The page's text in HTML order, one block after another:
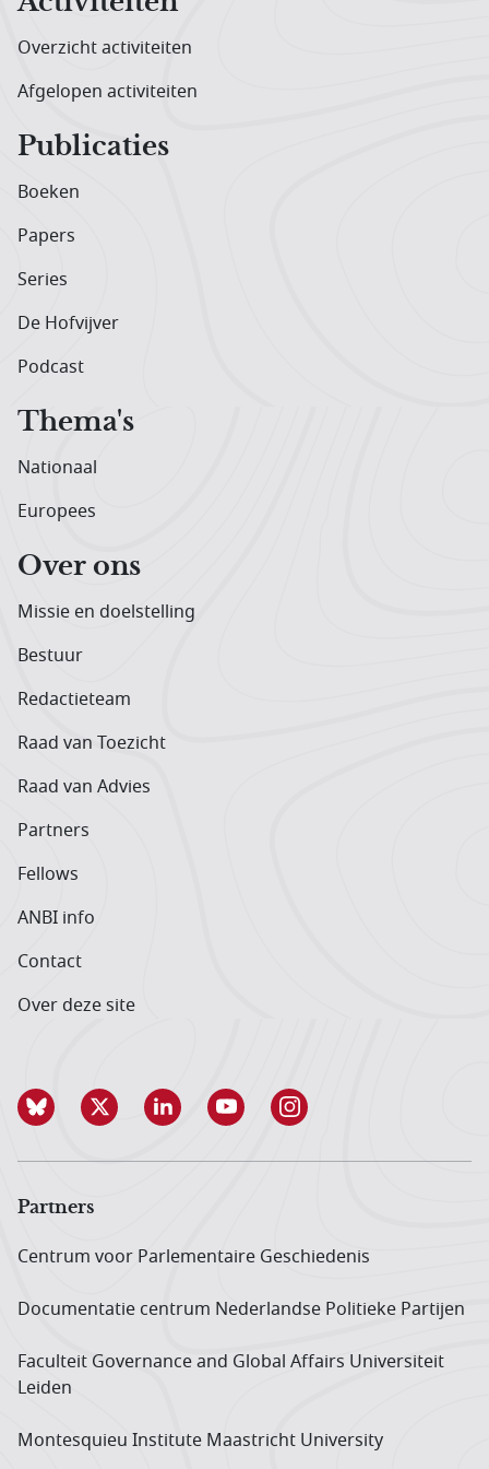
Overzicht activiteiten
Afgelopen activiteiten
Publicaties
Boeken
Papers
Series
De Hofvijver
Podcast
Thema's
Nationaal
Europees
Over ons
Missie en doelstelling
Bestuur
Redactieteam
Raad van Toezicht
Raad van Advies
Partners
Fellows
ANBI info
Contact
Over deze site
Partners
Centrum voor Parlementaire Geschiedenis
Documentatie centrum Neder­landse Politieke Partijen
Faculteit Governance and Global Affairs Universiteit
Leiden
Montesquieu Institute Maastricht University